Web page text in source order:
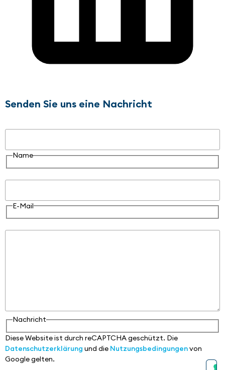
Senden Sie uns eine Nachricht
Name
E-Mail
Nachricht
Diese Website ist durch reCAPTCHA geschützt. Die
Datenschutzerklärung und die Nutzungsbedingungenvon
Google gelten.